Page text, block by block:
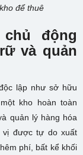
để thuê
động
và quản
lập như sở hữu
kho hoàn toàn
quản lý hàng hóa
vị được tự do xuất
phí, bất kể khối